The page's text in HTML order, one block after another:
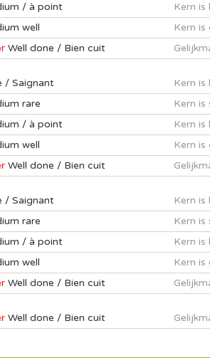
/ à point
Kern
well
Kern is
Well done / Bien cuit
/ Saignant
Kern
rare
Kern
/ à point
Kern
well
Kern is
Well done / Bien cuit
/ Saignant
Kern
rare
Kern
/ à point
Kern
well
Kern is
Well done / Bien cuit
Well done / Bien cuit